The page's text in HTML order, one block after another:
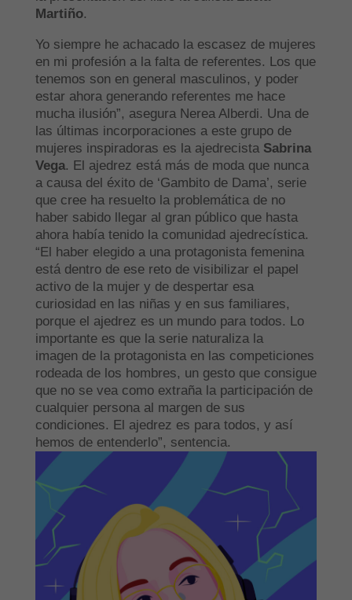
Martiño.
Yo siempre he achacado la escasez de mujeres
en mi profesión a la falta de referentes. Los que
tenemos son en general masculinos, y poder
estar ahora generando referentes me hace
mucha ilusión”, asegura Nerea Alberdi. Una de
las últimas incorporaciones a este grupo de
mujeres inspiradoras es la ajedrecista Sabrina
Vega. El ajedrez está más de moda que nunca
a causa del éxito de ‘Gambito de Dama’, serie
que cree ha resuelto la problemática de no
haber sabido llegar al gran público que hasta
ahora había tenido la comunidad ajedrecística.
“El haber elegido a una protagonista femenina
está dentro de ese reto de visibilizar el papel
activo de la mujer y de despertar esa
curiosidad en las niñas y en sus familiares,
porque el ajedrez es un mundo para todos. Lo
importante es que la serie naturaliza la
imagen de la protagonista en las competiciones
rodeada de los hombres, un gesto que consigue
que no se vea como extraña la participación de
cualquier persona al margen de sus
condiciones. El ajedrez es para todos, y así
hemos de entenderlo”, sentencia.